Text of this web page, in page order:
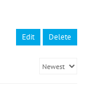
Edit Delete